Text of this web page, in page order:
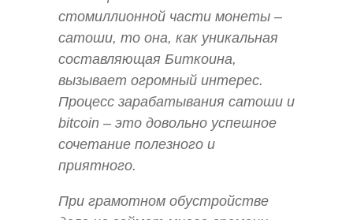
стомиллионной части монеты –
сатоши, то она, как уникальная
составляющая Биткоина,
вызывает огромный интерес.
Процесс зарабатывания сатоши и
bitcoin – это довольно успешное
сочетание полезного и
приятного.
При грамотном обустройстве